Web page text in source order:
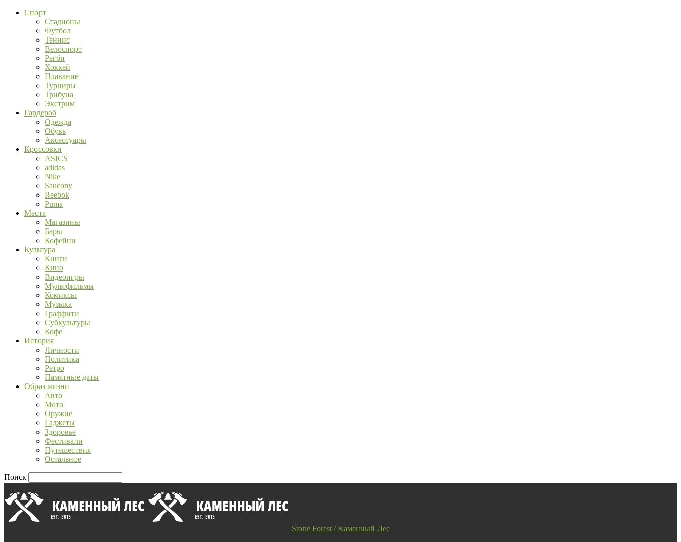
Спорт
Стадионы
Футбол
Теннис
Велоспорт
Регби
Хоккей
Плавание
Турниры
Трибуна
Экстрим
Гардероб
Одежда
Обувь
Аксессуары
Кроссовки
ASICS
adidas
Nike
Saucony
Reebok
Puma
Места
Магазины
Бары
Кофейни
Культура
Книги
Кино
Видеоигры
Мультфильмы
Комиксы
Музыка
Граффити
Субкультуры
Кофе
История
Личности
Политика
Ретро
Памятные даты
Образ жизни
Авто
Мото
Оружие
Гаджеты
Здоровье
Фестивали
Путешествия
Остальное
Поиск
Stone Forest / Каменный Лес